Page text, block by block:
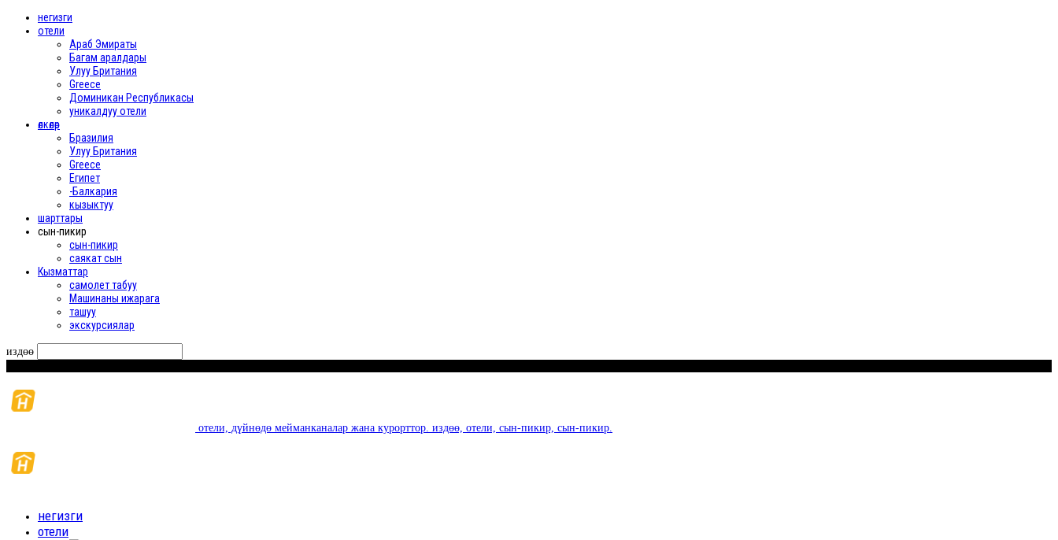
негизги
отели
Араб Эмираты
Багам аралдары
Улуу Британия
Greece
Доминикан Республикасы
уникалдуу отели
өлкөлөр
Бразилия
Улуу Британия
Greece
Египет
-Балкария
кызыктуу
шарттары
сын-пикир
сын-пикир
саякат сын
Кызматтар
самолет табуу
Машинаны ижарага
ташуу
экскурсиялар
издөө
отели, дүйнөдө мейманканалар жана курорттор. издөө, отели, сын-пикир, сын-пикир.
негизги
отели